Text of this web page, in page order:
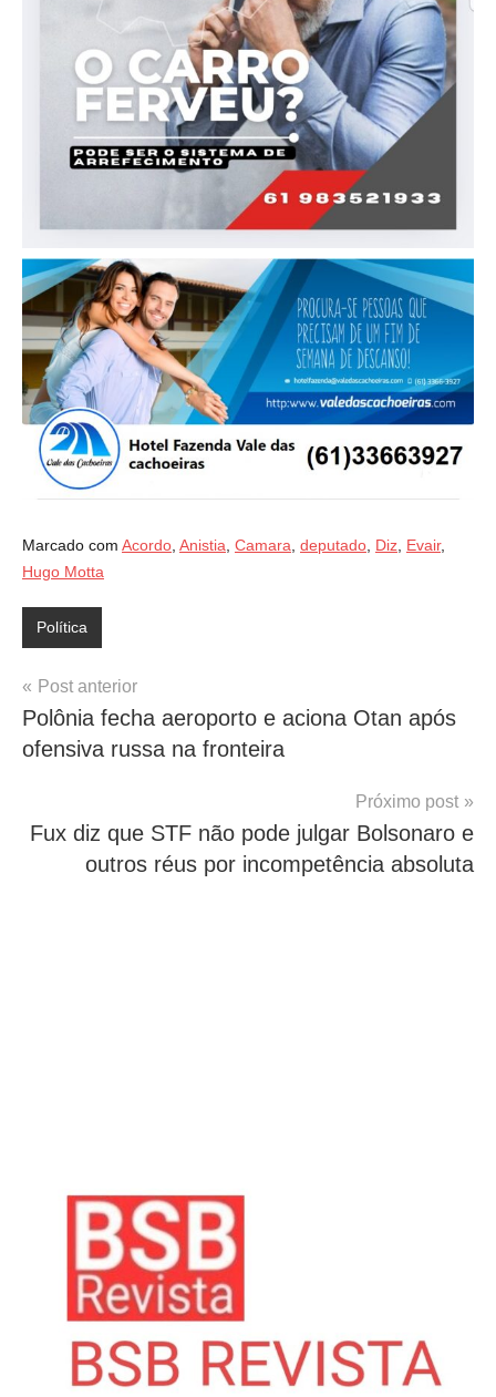
Marcado com Acordo Anistia Camara deputado Diz Evair,
Hugo Motta
Política
Navegação
de
Post
Post anterior
Polônia fecha aeroporto e aciona Otan após
ofensiva russa na fronteira
Próximo post
Fux diz que STF não pode julgar Bolsonaro e
outros réus por incompetência absoluta